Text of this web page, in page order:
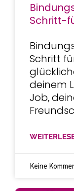
Schritt-
Schritt
deinem
Job,
Keine